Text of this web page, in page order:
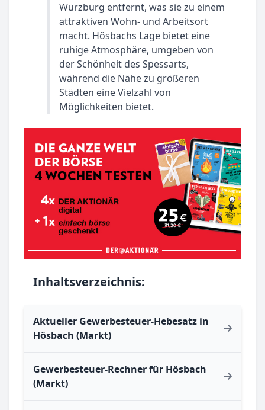
Würzburg entfernt, was sie zu einem
attraktiven Wohn- und Arbeitsort
macht. Hösbachs Lage bietet eine
ruhige Atmosphäre, umgeben von
der Schönheit des Spessarts,
während die Nähe zu größeren
Städten eine Vielzahl von
Möglichkeiten bietet.
Inhaltsverzeichnis:
Aktueller Gewerbesteuer-Hebesatz in
Hösbach (Markt)
Gewerbesteuer-Rechner für Hösbach
(Markt)